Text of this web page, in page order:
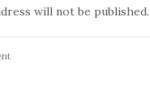
will not be published.